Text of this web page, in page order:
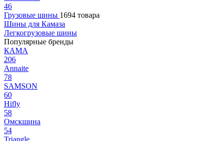
46
Грузовые шины 1694 товара
Шины для Камаза
Легкогрузовые шины
Популярные бренды
КАМА
206
Annaite
78
SAMSON
60
Hifly
58
Омскшина
54
Triangle